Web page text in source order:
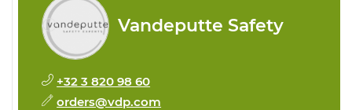
Vandeputte Safety
+32 3 820 98 60
orders@vdp.com